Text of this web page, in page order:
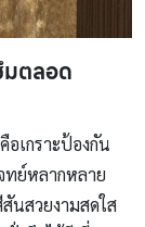
มตลอด
เกราะป้องกัน
ย์หลากหลาย
นสวยงามสดใส